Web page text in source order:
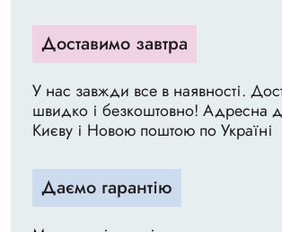
Доставимо завтра
У нас завжди все в наявності.
швидко і безкоштовно! Адресна
Києву і Новою поштою по Україні
Даємо гарантію